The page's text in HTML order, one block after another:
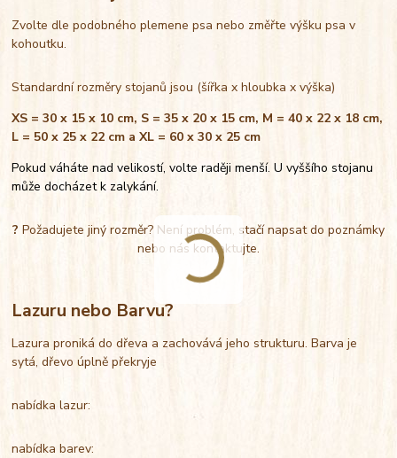
Zvolte dle podobného plemene psa nebo změřte výšku psa v
kohoutku.
Standardní rozměry stojanů jsou (šířka x hloubka x výška)
XS = 30 x 15 x 10 cm, S = 35 x 20 x 15 cm, M = 40 x 22 x 18 cm,
L = 50 x 25 x 22 cm a XL = 60 x 30 x 25 cm
Pokud váháte nad velikostí, volte raději menší. U vyššího stojanu
může docházet k zalykání.
? Požadujete jiný rozměr? Není problém, stačí napsat do poznámky
nebo nás kontaktujte.
Lazuru nebo Barvu?
Lazura proniká do dřeva a zachovává jeho strukturu. Barva je
sytá, dřevo úplně překryje
nabídka lazur:
nabídka barev: